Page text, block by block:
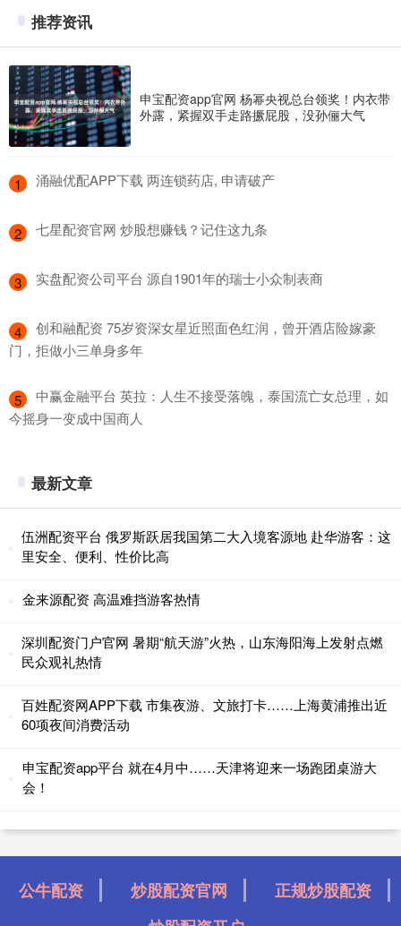
推荐资讯
申宝配资app官网 杨幂央视总台领奖！内衣带
外露，紧握双手走路撅屁股，没孙俪大气
1 ​涌融优配APP下载 两连锁药店, 申请破产
2 ​七星配资官网 炒股想赚钱？记住这九条
3 ​实盘配资公司平台 源自1901年的瑞士小众制表商
4
​创和融配资 75岁资深女星近照面色红润，曾开酒店险嫁豪
门，拒做小三单身多年
5
​中赢金融平台 英拉：人生不接受落魄，泰国流亡女总理，如
今摇身一变成中国商人
最新文章
伍洲配资平台 俄罗斯跃居我国第二大入境客源地 赴华游客：这
里安全、便利、性价比高
金来源配资 高温难挡游客热情
深圳配资门户官网 暑期“航天游”火热，山东海阳海上发射点燃
民众观礼热情
百姓配资网APP下载 市集夜游、文旅打卡……上海黄浦推出近
60项夜间消费活动
申宝配资app平台 就在4月中……天津将迎来一场跑团桌游大
会！
公牛配资 炒股配资官网
正规炒股配资